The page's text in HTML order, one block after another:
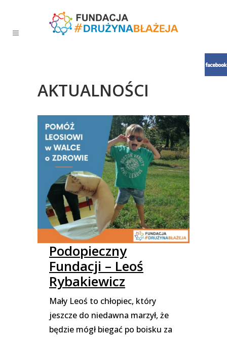
AKTUALNOŚCI
Podopieczny
Fundacji – Leoś
Rybakiewicz
Mały Leoś to chłopiec, który
jeszcze do niedawna marzył, że
będzie mógł biegać po boisku za